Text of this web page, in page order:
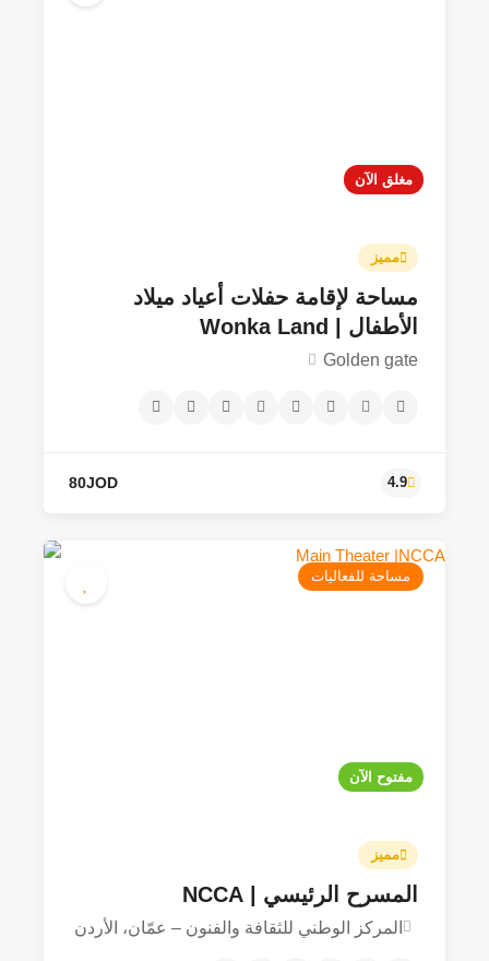
مغلق الآن
مميز
مساحة لإقامة حفلات أعياد ميلاد
الأطفال | Wonka Land
Golden gate
مفتوح الآن
مساحة للفعاليات
مميز
المسرح الرئيسي | NCCA
المركز الوطني للثقافة والفنون – عمّان، الأردن